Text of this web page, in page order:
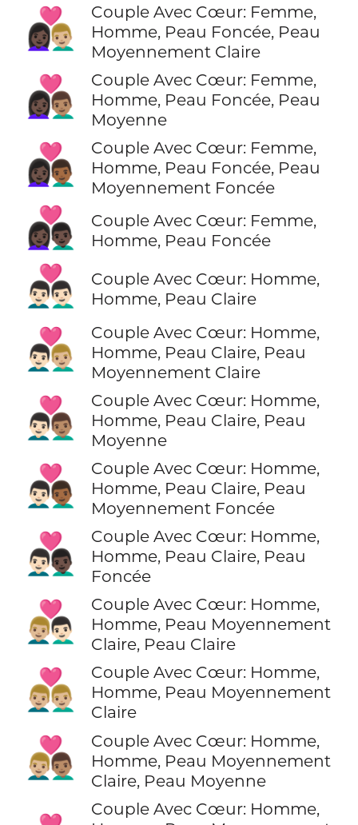
👩🏿‍❤️‍👨🏼
Couple Avec Cœur: Femme,
Homme, Peau Foncée, Peau
Moyennement Claire
👩🏿‍❤️‍👨🏽
Couple Avec Cœur: Femme,
Homme, Peau Foncée, Peau
Moyenne
👩🏿‍❤️‍👨🏾
Couple Avec Cœur: Femme,
Homme, Peau Foncée, Peau
Moyennement Foncée
👩🏿‍❤️‍👨🏿
Couple Avec Cœur: Femme,
Homme, Peau Foncée
👨🏻‍❤️‍👨🏻
Couple Avec Cœur: Homme,
Homme, Peau Claire
👨🏻‍❤️‍👨🏼
Couple Avec Cœur: Homme,
Homme, Peau Claire, Peau
Moyennement Claire
👨🏻‍❤️‍👨🏽
Couple Avec Cœur: Homme,
Homme, Peau Claire, Peau
Moyenne
👨🏻‍❤️‍👨🏾
Couple Avec Cœur: Homme,
Homme, Peau Claire, Peau
Moyennement Foncée
👨🏻‍❤️‍👨🏿
Couple Avec Cœur: Homme,
Homme, Peau Claire, Peau
Foncée
👨🏼‍❤️‍👨🏻
Couple Avec Cœur: Homme,
Homme, Peau Moyennement
Claire, Peau Claire
👨🏼‍❤️‍👨🏼
Couple Avec Cœur: Homme,
Homme, Peau Moyennement
Claire
👨🏼‍❤️‍👨🏽
Couple Avec Cœur: Homme,
Homme, Peau Moyennement
Claire, Peau Moyenne
Couple Avec Cœur: Homme,